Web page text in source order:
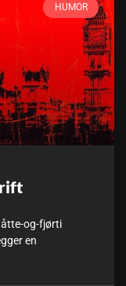
HUMOR
åtte-og-fjørti
en